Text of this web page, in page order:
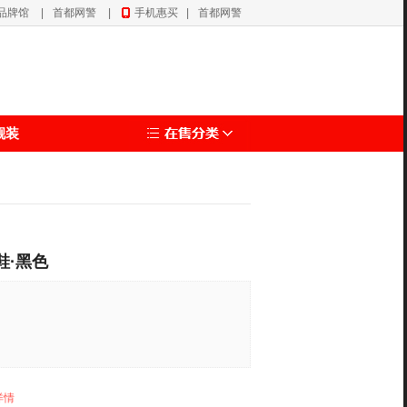
牌馆 首都网警 手机惠买 首都网警
装
·黑色
情